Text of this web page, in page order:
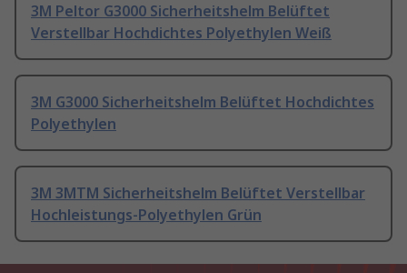
3M Peltor G3000 Sicherheitshelm Belüftet
Verstellbar Hochdichtes Polyethylen Weiß
3M G3000 Sicherheitshelm Belüftet Hochdichtes
Polyethylen
3M 3MTM Sicherheitshelm Belüftet Verstellbar
Hochleistungs-Polyethylen Grün